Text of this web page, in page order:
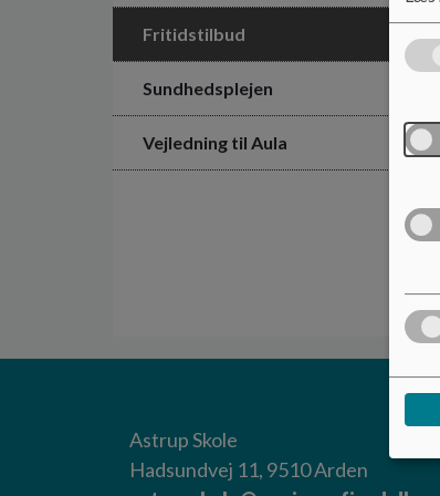
Fritidstilbud
Sundhedsplejen
Vejledning til Aula
Astrup Skole
Hadsundvej 11, 9510 Arden